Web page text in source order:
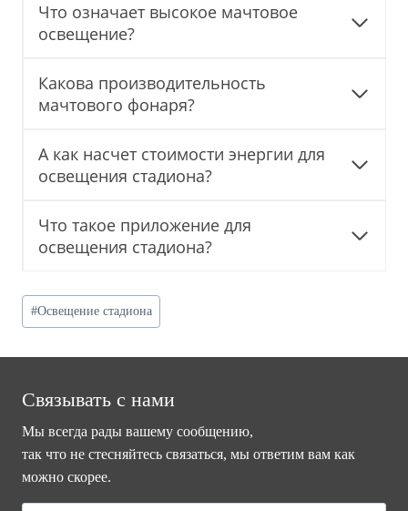
Что означает высокое мачтовое
освещение?
Какова производительность
мачтового фонаря?
А как насчет стоимости энергии для
освещения стадиона?
Что такое приложение для
освещения стадиона?
Post
Tags:
#Освещение стадиона
Связывать с нами
Мы всегда рады вашему сообщению,
так что не стесняйтесь связаться, мы ответим вам как
можно скорее.